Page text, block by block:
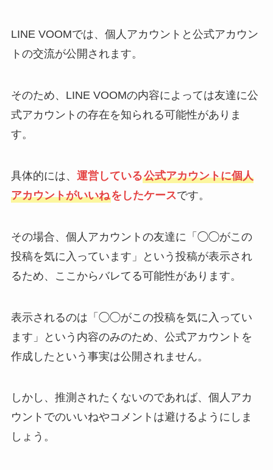
LINE VOOMでは、個人アカウントと公式アカウン
トの交流が公開されます。
そのため、LINE VOOMの内容によっては友達に公
式アカウントの存在を知られる可能性がありま
す。
具体的には、 運営している公式アカウントに個人
アカウントがいいねをしたケースです。
その場合、個人アカウントの友達に「◯◯がこの
投稿を気に入っています」という投稿が表示され
るため、ここからバレてる可能性があります。
表示されるのは「◯◯がこの投稿を気に入ってい
ます」という内容のみのため、公式アカウントを
作成したという事実は公開されません。
しかし、推測されたくないのであれば、個人アカ
ウントでのいいねやコメントは避けるようにしま
しょう。